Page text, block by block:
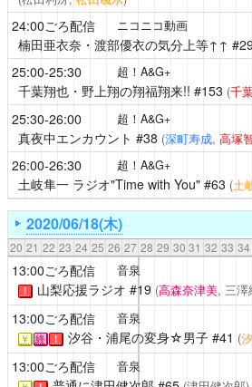
24:00ごろ配信 ニコニコ動画
楠田亜衣奈・渡部優衣の気分上等↑↑
25:00-25:30 超！A&G+
千葉翔也・野上翔の翔福翔来!! #153 (千
25:30-26:00 超！A&G+
真夜中エンカウント #38 (深町寿成, 高塚
26:00-26:30 超！A&G+
土岐隼一 ラジオ"Time with You"#63 (土
2020/06/18(木)
20 21 22 23 24 25 26 27 28 29 30 31 32 33 34
13:00ごろ配信 音泉
！ 山梨応援ラジオ #19 (高森奈津美, 三澤
13:00ごろ配信 音泉
￥ 終 ！ 汐谷・浦尾の変身☆男子#41 (
13:00ごろ配信 音泉